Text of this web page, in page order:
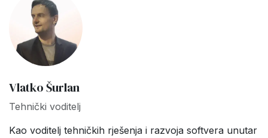
Vlatko Šurlan
Tehnički voditelj
Kao voditelj tehničkih rješenja i razvoja softvera unutar